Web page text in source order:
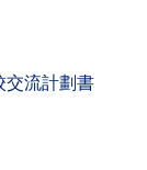
交流計劃書